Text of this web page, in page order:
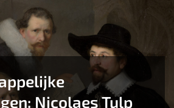
Nicolaes Tulp